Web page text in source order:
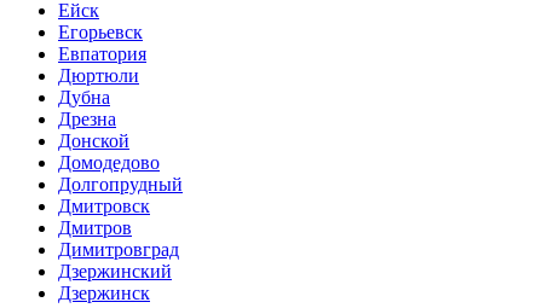
Ейск
Егорьевск
Евпатория
Дюртюли
Дубна
Дрезна
Донской
Домодедово
Долгопрудный
Дмитровск
Дмитров
Димитровград
Дзержинский
Дзержинск